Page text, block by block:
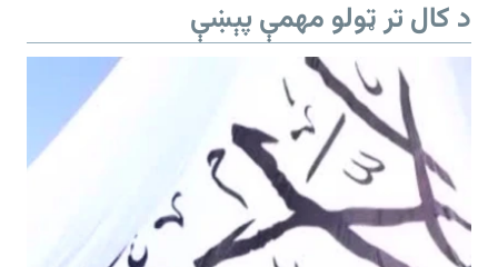
د کال تر ټولو مهمې پېښې